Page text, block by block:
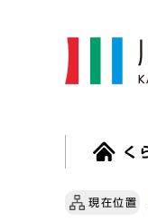
く
現在位置